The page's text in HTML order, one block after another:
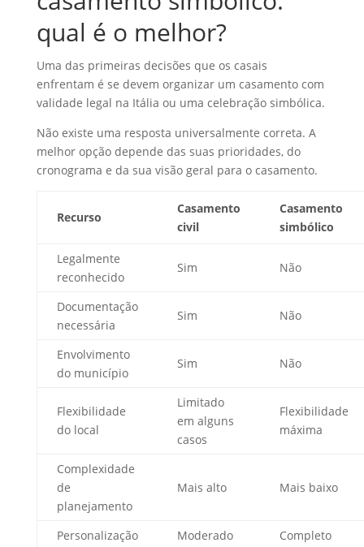
qual é o melhor?
Uma das primeiras decisões que os casais
enfrentam é se devem organizar um casamento com
validade legal na Itália ou uma celebração simbólica.
Não existe uma resposta universalmente correta. A
melhor opção depende das suas prioridades, do
cronograma e da sua visão geral para o casamento.
Recurso
Casamento
civil
Casamento
simbólico
Legalmente
reconhecido
Sim Não
Documentação
necessária
Sim Não
Envolvimento
do município
Sim Não
Flexibilidade
do local
Limitado
em alguns
casos
Flexibilidade
máxima
Complexidade
de
planejamento
Mais alto Mais baixo
Personalização Moderado Completo